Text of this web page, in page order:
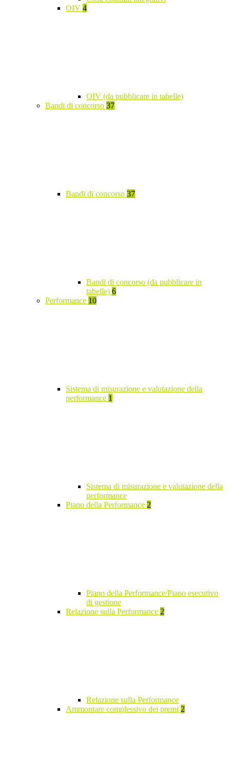
OIV 4
OIV (da pubblicare in tabelle)
Bandi di concorso 37
Bandi di concorso 37
Bandi di concorso (da pubblicare in
tabelle) 6
Performance 10
Sistema di misurazione e valutazione della
performance 1
Sistema di misurazione e valutazione della
performance
Piano della Performance 2
Piano della Performance/Piano esecutivo
di gestione
Relazione sulla Performance 2
Relazione sulla Performance
Ammontare complessivo dei premi 2